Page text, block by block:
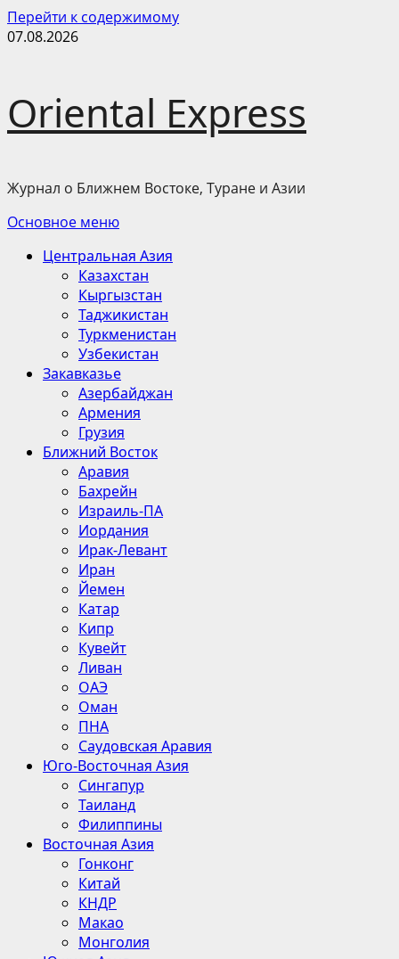
Перейти к содержимому
07.08.2026
Oriental Express
Журнал о Ближнем Востоке, Туране и Азии
Основное меню
Центральная Азия
Казахстан
Кыргызстан
Таджикистан
Туркменистан
Узбекистан
Закавказье
Азербайджан
Армения
Грузия
Ближний Восток
Аравия
Бахрейн
Израиль-ПА
Иордания
Ирак-Левант
Иран
Йемен
Катар
Кипр
Кувейт
Ливан
ОАЭ
Оман
ПНА
Саудовская Аравия
Юго-Восточная Азия
Сингапур
Таиланд
Филиппины
Восточная Азия
Гонконг
Китай
КНДР
Макао
Монголия